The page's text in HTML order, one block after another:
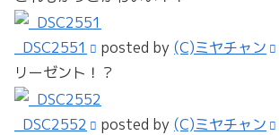
_DSC2551 posted by (C)ミヤチャン
リーゼント！？
_DSC2552 posted by (C)ミヤチャン